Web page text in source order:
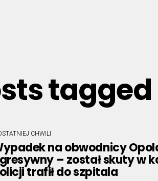
CHWILI
na obwodnicy
– został skuty w
trafił do szpitala